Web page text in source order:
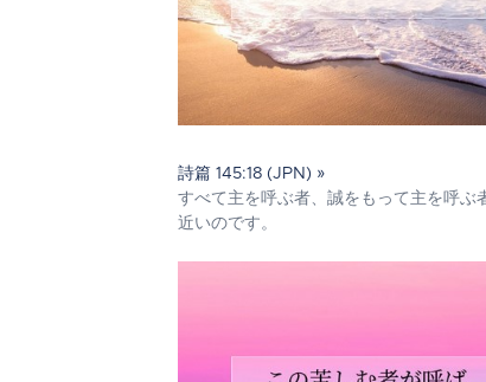
詩篇 145:18 (JPN) »
すべて主を呼ぶ者、誠をもって主を呼ぶ
近いのです。